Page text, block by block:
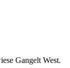
Gangelt West.